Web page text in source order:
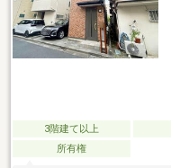
3階建て以上
所有権